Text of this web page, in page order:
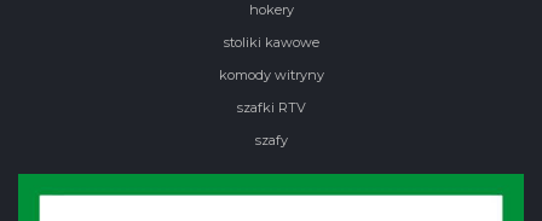
hokery
stoliki kawowe
komody witryny
szafki RTV
szafy